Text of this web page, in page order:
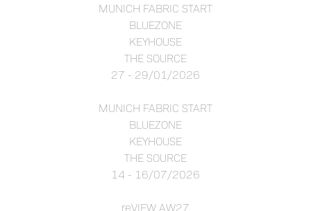
MUNICH FABRIC START
BLUEZONE
KEYHOUSE
THE SOURCE
27 - 29/01/2026
MUNICH FABRIC START
BLUEZONE
KEYHOUSE
THE SOURCE
14 - 16/07/2026
reVIEW AW27